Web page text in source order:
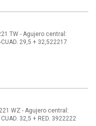
TW - Agujero central:
29,5 + 32,522217
WZ - Agujero central:
32,5 + RED. 3922222